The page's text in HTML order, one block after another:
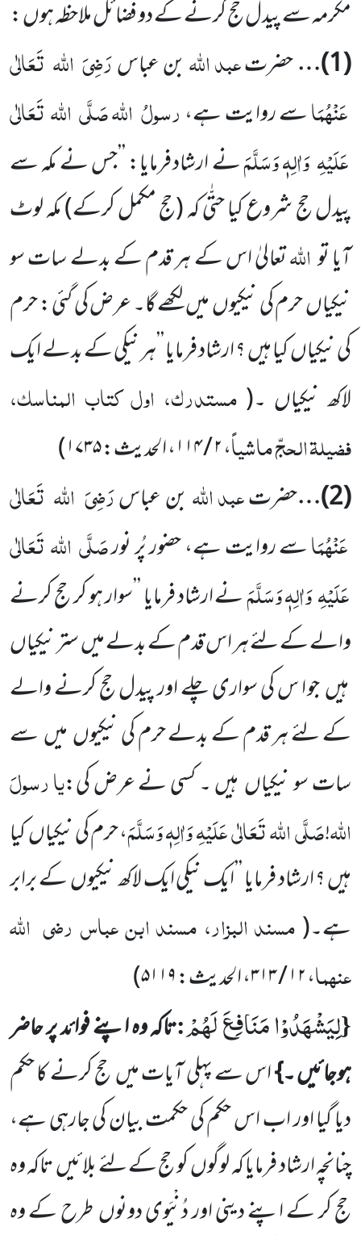
مکرمہ سے پیدل حج کرنے کے دو فضائل ملاحظہ ہوں :
(
1
)…حضرتعبد اللہبن عباسرَضِیَ اللہ تَعَالٰی
عَنْہُمَاسے روایت ہے،رسولُ اللہصَلَّی اللہتَعَالٰی
عَلَیْہِوَاٰلِہٖ وَسَلَّمَنےارشاد فرمایا: ’’جس نے مکہ سے
پیدل حج شروع کیا حتّٰی کہ(حج مکمل کرکے)مکہ لوٹ
آیا تواللہتعالیٰ اس کے ہر قدم کےبدلے سات سو
نیکیاںحرم کی نیکیوںمیںلکھے گا۔ عرض کی گئی : حرم
کی نیکیاںکیا ہیں؟ ارشاد فرمایا ’’ہر نیکی کے بدلے ایک
لاکھ نیکیاں ۔( مستدرک، اول کتاب المناسک،
فضیلۃ الحجّ ماشیاً، ۲ / ۱۱۴، الحدیث: ۱۷۳۵
)
(
2
)…حضرتعبد اللہ بن عباسرَضِیَ اللہ تَعَالٰی
عَنْہُمَاسے روایت ہے، حضور پُر نورصَلَّی اللہتَعَالٰی
عَلَیْہِوَاٰلِہٖ وَسَلَّمَنے ارشاد فرمایا ’’سوار ہو کر حج کرنے
والے کے لئے ہر اس قدم کے بدلے میںستر نیکیاں
ہیںجو ا س کی سواری چلے اور پیدل حج کرنے والے
کے لئے ہر قدم کے بدلے حرم کی نیکیوںمیںسے
سات سو نیکیاںہیں ۔ کسی نے عرض کی:یارسولَ
اللّٰہ!صَلَّیاللہتَعَالٰیعَلَیْہِوَاٰلِہٖ وَسَلَّمَ، حرم کی نیکیاںکیا
ہیں ؟ ارشاد فرمایا ’’ایک نیکی ایک لاکھ نیکیوںکے برابر
ہے۔(مسند البزار، مسند ابن عباس رضی اللہ
عنہما، ۱۲ / ۳۱۳، الحدیث: ۵۱۱۹ )
{لِیَشْهَدُوْا مَنَافِعَ لَهُمْ:تاکہ وہ اپنے فوائد پر حاضر
ہوجائیں ۔}اس سے پہلی آیات میںحج کرنے کا حکم
دیا گیا اور اباس حکم کی حکمت بیان کی جارہی ہے،
چنانچہ ارشاد فرمایا کہ لوگوںکو حج کے لئے بلائیںتاکہ وہ
حج کر کے اپنے دینی اور دُنْیَویدونوںطرح کے وہ